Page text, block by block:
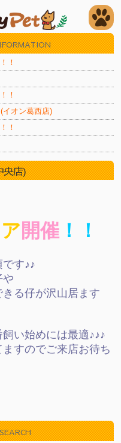
！
！
イオン葛西店)
！
ンデー！
ー（新浦安店）
シセール！（湘南藤沢店）
（湘南藤沢店）
葛西店）
！
ベント
浦安店）
央店)
開催 ！！
す♪♪
や
る仔が沢山居ます
い始めには最適♪♪♪
すのでご来店お待ち